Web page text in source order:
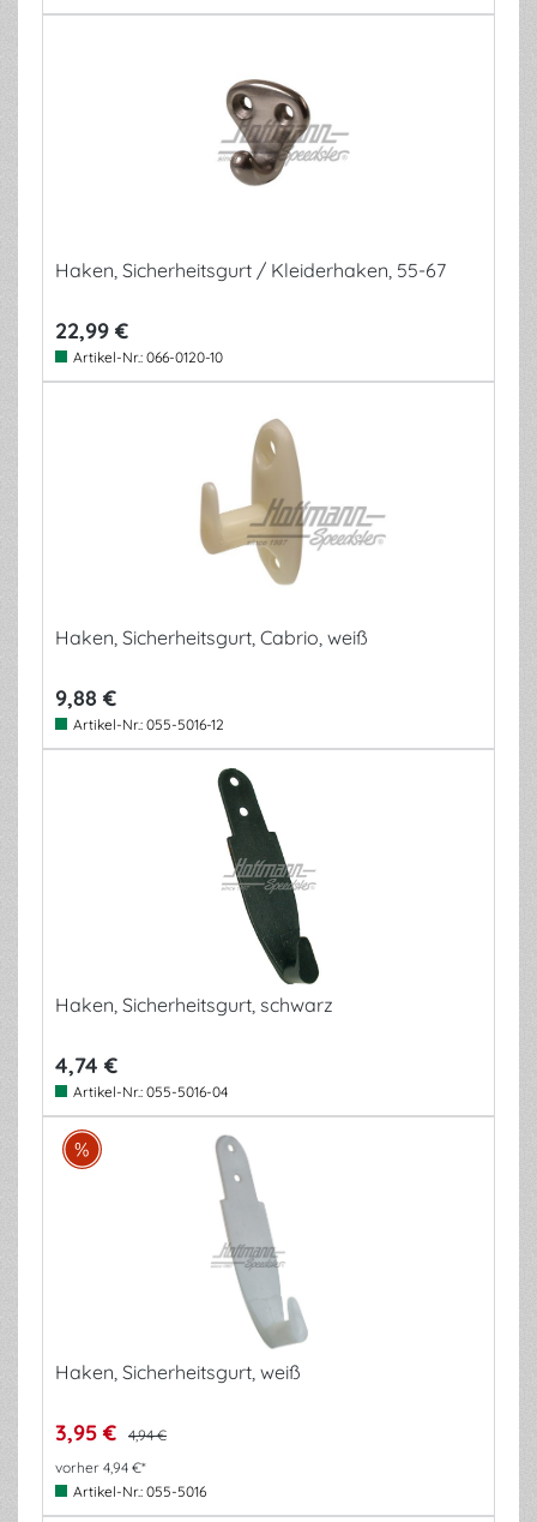
Haken, Sicherheitsgurt / Kleiderhaken, 55-67
22,99 €
Artikel-Nr.: 066-0120-10
Haken, Sicherheitsgurt, Cabrio, weiß
9,88 €
Artikel-Nr.: 055-5016-12
Haken, Sicherheitsgurt, schwarz
4,74 €
Artikel-Nr.: 055-5016-04
Haken, Sicherheitsgurt, weiß
3,95 €
4,94 €
vorher 4,94 €*
Artikel-Nr.: 055-5016